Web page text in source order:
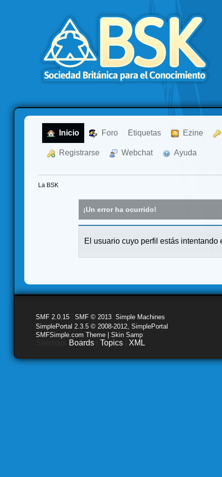
Inicio Foro Etiquetas Ezine
Registrarse Webchat Ayuda
La BSK
¡Un error ha ocurrido!
El usuario cuyo perfil estás intentando
SMF 2.0.15 SMF © 2013 Simple Machines
SimplePortal 2.3.5 © 2008-2012, SimplePortal
SMFSimple.com Theme | Skin Samp
Boards Topics XML